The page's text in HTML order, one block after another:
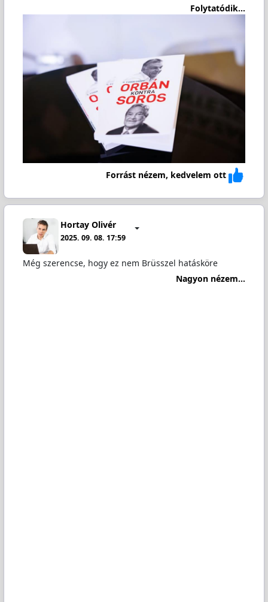
Folytatódik...
Forrást nézem, kedvelem ott
Hortay Olivér
2025. 09. 08. 17:59
Még szerencse, hogy ez nem Brüsszel hatásköre
Nagyon nézem...